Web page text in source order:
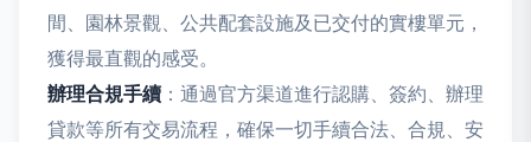
間、園林景觀、公共配套設施及已交付的實樓單元，
獲得最直觀的感受。
辦理合規手續 ：通過官方渠道進行認購、簽約、辦理
貸款等所有交易流程，確保一切手續合法、合規、安